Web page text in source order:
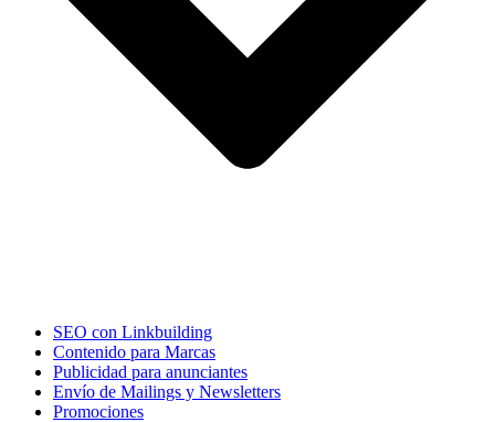
SEO con Linkbuilding
Contenido para Marcas
Publicidad para anunciantes
Envío de Mailings y Newsletters
Promociones